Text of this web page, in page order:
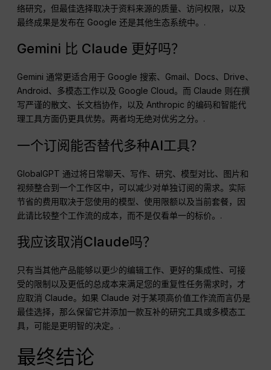
络研究，但最佳选择取决于资料来源的质量、访问权限，以及
最终成果是发布在 Google 还是其他生态系统中。.
Gemini 比 Claude 更好吗？
Gemini 通常更适合用于 Google 搜索、Gmail、Docs、Drive、
Android、多模态工作以及 Google Cloud。而 Claude 则在撰
写严谨的散文、长文档协作，以及 Anthropic 的编码和智能代
理工具方面仍更具优势。两者均无绝对优劣之分。.
一个订阅能否替代多种AI工具？
GlobalGPT 通过将日常聊天、写作、研究、模型对比、图片和
视频整合到一个工作区中，可以减少对单独订阅的需求。实际
节省的费用取决于您使用的模型、使用限额以及当前套餐，因
此请比较整个工作流的成本，而不是仅看单一的标价。.
我应该取消Claude吗？
只有当其他产品能够以更少的编辑工作、更好的集成性、可接
受的限制以及更低的总成本来满足您的重复性任务需求时，才
应取消 Claude。如果 Claude 对于某项高价值工作流而言仍是
最佳选择，那么保留它并添加一款互补的研究工具或多模态工
具，可能是更明智的决定。.
最终结论